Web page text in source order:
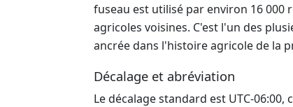
fuseau est utilisé par environ 16 000
agricoles voisines. C'est l'un des
ancrée dans l'histoire agricole de la
Décalage et abréviation
Le décalage standard est UTC-